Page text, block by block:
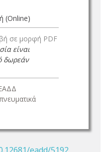
(Online)
σε μορφή PDF
είναι
δωρεάν